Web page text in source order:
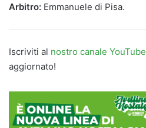
Arbitro: Emmanuele di Pisa.
Iscriviti al nostro canale YouTube
aggiornato!